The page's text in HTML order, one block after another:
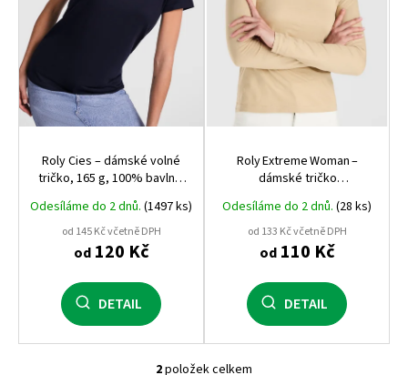
d
u
k
t
ů
Roly Cies – dámské volné
tričko, 165 g, 100% bavlna,
rukávy
Odesíláme do 2 dnů. (1497 ks)
od 145 Kč včetně DPH
od120 Kč
DETAIL
Roly Extreme Woman –
dámské tričko
prémiová kvalita Roly
Odesíláme do 2 dnů. (28 ks)
od 133 Kč včetně DPH
od110 Kč
DETAIL
2položek celkem